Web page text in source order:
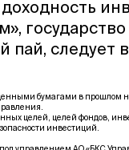
пай, следует
бумагами в прошлом
целей, целей фондов,
инвестиций.